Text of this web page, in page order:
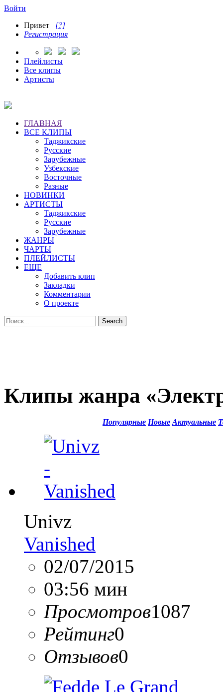
Войти
Привет [?]
Регистрация
Плейлисты
Все клипы
Артисты
ГЛАВНАЯ
ВСЕ КЛИПЫ
Таджикские
Русские
Зарубежные
Узбекские
Восточные
Разные
НОВИНКИ
АРТИСТЫ
Таджикские
Русские
Зарубежные
ЖАНРЫ
ЧАРТЫ
ПЛЕЙЛИСТЫ
ЕЩЕ
Добавить клип
Закладки
Комментарии
О проекте
Клипы жанра
Популярные Новые Актуальные
Univz
Vanished
02/07/2015
03:56 мин
Просмотров1087
Рейтинг0
Отзывов0